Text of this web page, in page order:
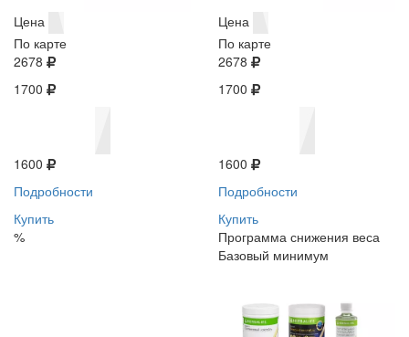
Цена
По карте
2678
1700
1600
Подробности
Купить
%
Цена
По карте
2678
1700
1600
Подробности
Купить
Программа снижения веса
Базовый минимум